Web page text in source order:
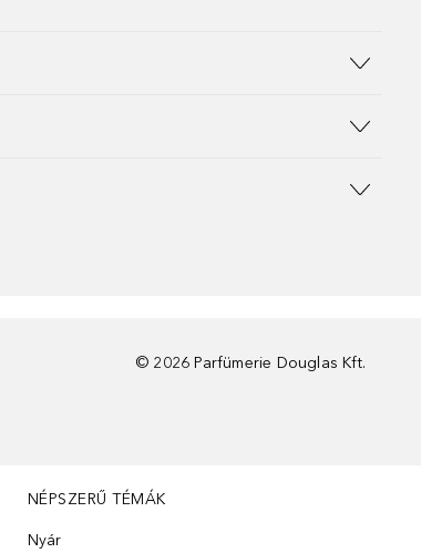
© 2026 Parfümerie Douglas Kft.
NÉPSZERŰ TÉMÁK
Nyár